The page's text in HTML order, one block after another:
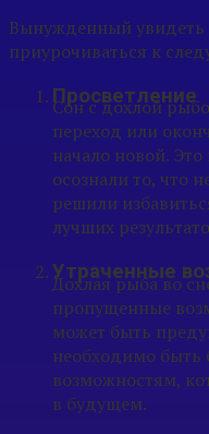
Вынужденный увидеть
приурочиваться к
Просветление
Сон с дохлой
переход или
начало новой.
осознали то, что
решили
лучших
Утраченные
Дохлая рыба во
пропущенные
может быть
необходимо быть
возможностям,
в будущем.